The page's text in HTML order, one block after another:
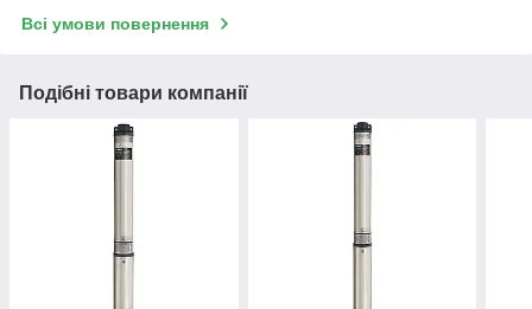
Всі умови повернення
Подібні товари компанії